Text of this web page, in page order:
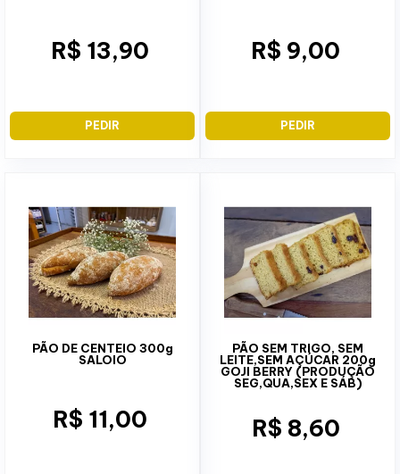
R$ 13,90
PEDIR
R$ 9,00
PEDIR
PÃO DE CENTEIO 300g
SALOIO
R$ 11,00
PÃO SEM TRIGO, SEM
LEITE,SEM AÇÚCAR 200g
GOJI BERRY (PRODUÇÃO
SEG,QUA,SEX E SÁB)
R$ 8,60